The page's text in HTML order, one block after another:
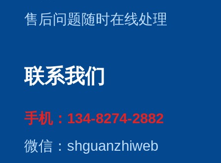
售后问题随时在线处理
联系我们
手机：134-8274-2882
微信：shguanzhiweb